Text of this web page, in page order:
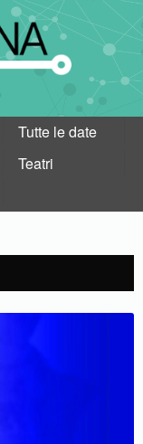
Tutte le date
Teatri